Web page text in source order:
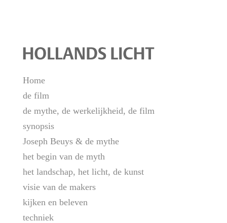
Home
de film
de mythe, de werkelijkheid, de film
synopsis
Joseph Beuys & de mythe
het begin van de myth
het landschap, het licht, de kunst
visie van de makers
kijken en beleven
techniek